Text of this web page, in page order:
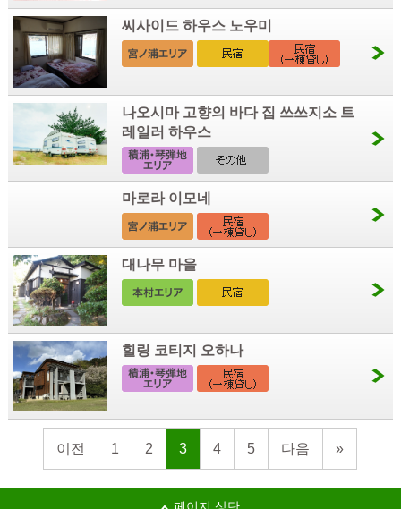
씨사이드 하우스 노우미
나오시마 고향의 바다 집 쓰쓰지소 트
레일러 하우스
마로라 이모네
대나무 마을
힐링 코티지 오하나
이전 1 2 3 4 5 다음 »